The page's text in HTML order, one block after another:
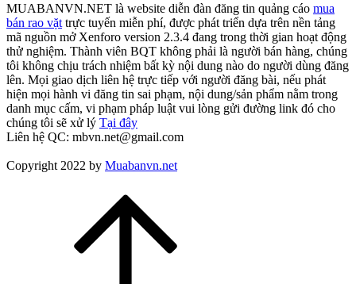
MUABANVN.NET là website diễn đàn đăng tin quảng cáo mua
bán rao vặt trực tuyến miễn phí, được phát triển dựa trên nền tảng
mã nguồn mở Xenforo version 2.3.4 đang trong thời gian hoạt động
thử nghiệm. Thành viên BQT không phải là người bán hàng, chúng
tôi không chịu trách nhiệm bất kỳ nội dung nào do người dùng đăng
lên. Mọi giao dịch liên hệ trực tiếp với người đăng bài, nếu phát
hiện mọi hành vi đăng tin sai phạm, nội dung/sản phẩm nằm trong
danh mục cấm, vi phạm pháp luật vui lòng gửi đường link đó cho
chúng tôi sẽ xử lý Tại đây
Liên hệ QC: mbvn.net@gmail.com
Copyright 2022 by Muabanvn.net